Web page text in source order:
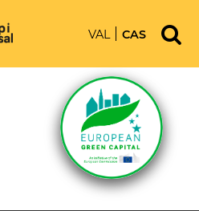
VAL CAS